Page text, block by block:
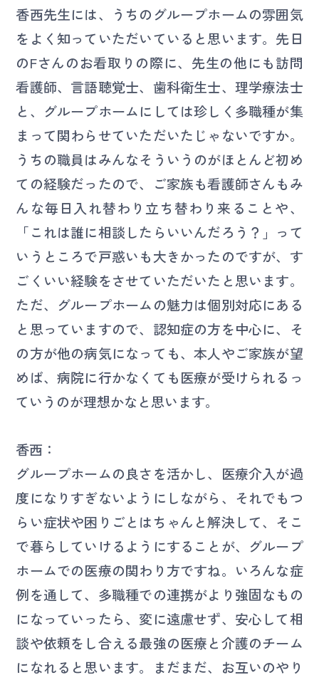
香西先生には、うちのグループホームの雰囲気
をよく知っていただいていると思います。先日
のFさんのお看取りの際に、先生の他にも訪問
看護師、言語聴覚士、歯科衛生士、理学療法士
と、グループホームにしては珍しく多職種が集
まって関わらせていただいたじゃないですか。
うちの職員はみんなそういうのがほとんど初め
ての経験だったので、ご家族も看護師さんもみ
んな毎日入れ替わり立ち替わり来ることや、
「これは誰に相談したらいいんだろう？」って
いうところで戸惑いも大きかったのですが、す
ごくいい経験をさせていただいたと思います。
ただ、グループホームの魅力は個別対応にある
と思っていますので、認知症の方を中心に、そ
の方が他の病気になっても、本人やご家族が望
めば、病院に行かなくても医療が受けられるっ
ていうのが理想かなと思います。
香西：
グループホームの良さを活かし、医療介入が過
度になりすぎないようにしながら、それでもつ
らい症状や困りごとはちゃんと解決して、そこ
で暮らしていけるようにすることが、グループ
ホームでの医療の関わり方ですね。いろんな症
例を通して、多職種での連携がより強固なもの
になっていったら、変に遠慮せず、安心して相
談や依頼をし合える最強の医療と介護のチーム
になれると思います。まだまだ、お互いのやり